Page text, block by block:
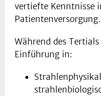
vertiefte Kenntnisse
Patientenversorgung.
Während des
Einführung in: